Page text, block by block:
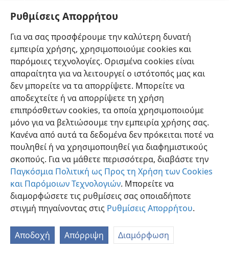
Ρυθμίσεις Απορρήτου
Για να σας προσφέρουμε την καλύτερη δυνατή
εμπειρία χρήσης, χρησιμοποιούμε cookies και
παρόμοιες τεχνολογίες. Ορισμένα cookies είναι
απαραίτητα για να λειτουργεί ο ιστότοπός μας και
δεν μπορείτε να τα απορρίψετε. Μπορείτε να
αποδεχτείτε ή να απορρίψετε τη χρήση
επιπρόσθετων cookies, τα οποία χρησιμοποιούμε
μόνο για να βελτιώσουμε την εμπειρία χρήσης σας.
Κανένα από αυτά τα δεδομένα δεν πρόκειται ποτέ να
πουληθεί ή να χρησιμοποιηθεί για διαφημιστικούς
σκοπούς. Για να μάθετε περισσότερα, διαβάστε την
Παγκόσμια Πολιτική ως Προς τη Χρήση των Cookies
και Παρόμοιων Τεχνολογιών. Μπορείτε να
διαμορφώσετε τις ρυθμίσεις σας οποιαδήποτε
στιγμή πηγαίνοντας στις Ρυθμίσεις Απορρήτου.
Αποδοχή Απόρριψη Διαμόρφωση
του ανθρώπου και που τρέφονται επίσης με τη σάρκα
του. Ωστόσο, εκεί, εις
Ιωάννην 6:25-58
, ο Ιησούς δεν
μιλούσε για το δείπνον της Αναμνήσεως μ’ εκείνους
τους Ιουδαίους, που πολλοί απ’ αυτούς τότε τον
εγκατέλειψαν.
[Υποσημειώσεις]
aΟυέστκοτ και Χορτ· Δ. Έβερχαρτ Νέστλε και Δ.
Έρβιν Νέστλε· Α. Μερκ, Σ. I.